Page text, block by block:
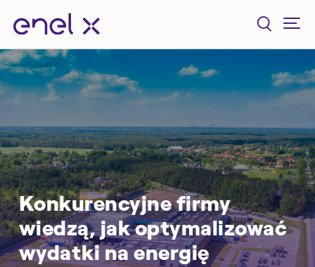
Konkurencyjne firmy
wiedzą, jak optymalizować
wydatki na energię